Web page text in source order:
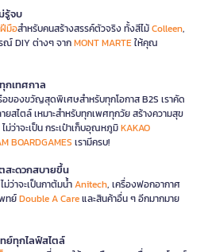
รู้จบ
มือสำหรับคนสร้างสรรค์ตัวจริง ทั้งสีไม้Colleen,
ณ์ DIY ต่างๆ จากMONT MARTEให้คุณ
กเทศกาล
ของขวัญสุดพิเศษสำหรับทุกโอกาส B2S เราคัด
ยสไตล์ เหมาะสำหรับทุกเพศทุกวัย สร้างความสุข
ว่าจะเป็น กระเป๋าเก็บอุณหภูมิKAKAO
BOARDGAMES เรามีครบ!
สะดวกสบายขึ้น
ม่ว่าจะเป็นกาต้มน้ำAnitech, เครื่องฟอกอากาศ
ทย์Double A Careและสินค้าอื่น ๆ อีกมากมาย
ย์ทุกไลฟ์สไตล์